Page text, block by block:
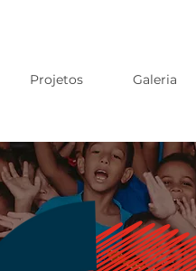
Projetos Galeria